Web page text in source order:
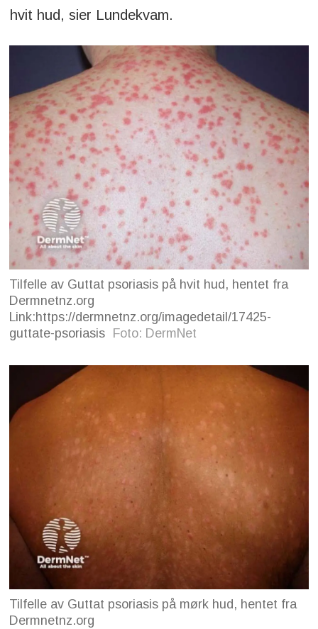
hvit hud, sier Lundekvam.
Tilfelle av Guttat psoriasis på hvit hud, hentet fra
Dermnetnz.org
Link:https://dermnetnz.org/imagedetail/17425-
guttate-psoriasis Foto: DermNet
Tilfelle av Guttat psoriasis på mørk hud, hentet fra
Dermnetnz.org